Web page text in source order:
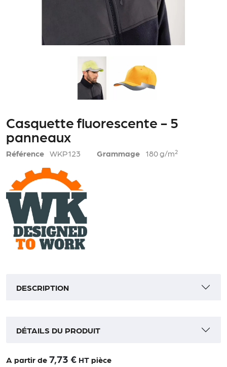
Casquette fluorescente - 5
panneaux
Référence WKP123 Grammage 180 g/m²
DESCRIPTION
DÉTAILS DU PRODUIT
A partir de 7,73 € HT pièce